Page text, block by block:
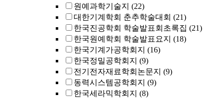
원예과학기술지 (22)
대한기계학회 춘추학술대회 (21)
한국진공학회 학술발표회초록집 (21)
한국원예학회 학술발표요지 (18)
한국기계가공학회지 (16)
한국정밀공학회지 (9)
전기전자재료학회논문지 (9)
동력시스템공학회지 (9)
한국세라믹학회지 (8)